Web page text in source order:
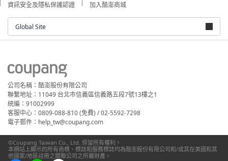
資訊安全及隱私保護認證
加入酷澎商城
Global Site
公司名稱：酷澎股份有限公司
聯繫地址：11049 台北市信義區信義路五段7號13樓之1
統編：91002999
客服中心：0809-088-810 (免費) / 02-5592-7298
電子郵件：help_tw@coupang.com
©Coupang Taiwan Co., Ltd. 保留所有權利。
本網站上顯示的所有商標、標誌和服務標誌均為酷澎股份有限公司和/或其在美國和其
他國家/地區註冊之關聯公司之所屬財產。